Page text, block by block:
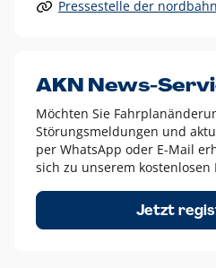
Alle anderen Logo-Varianten
Diese Ausnahmen sind zum
dem AKN Blau,
weißes Logo auf
schwarzes Logo für reine
Um das Logo herum muss ein
Höhe bzw. Breite des N aus AKN
Pressestelle der nordbahn
AKN News-
Möchten Sie
Störungsmeldungen und
per WhatsApp oder E-Mail
sich zu unserem kostenlosen
Jetzt